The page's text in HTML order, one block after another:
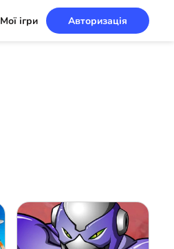
Мої ігри Авторизація